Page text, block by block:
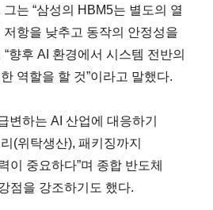
는 “삼성의 HBM5는 별도의 열
항을 낮추고 동작의 안정성을
향후 AI 환경에서 시스템 전반의
역할을 할 것”이라고 말했다.
변하는 AI 산업에 대응하기
(위탁생산), 패키징까지
이 중요하다”며 종합 반도체
점을 강조하기도 했다.